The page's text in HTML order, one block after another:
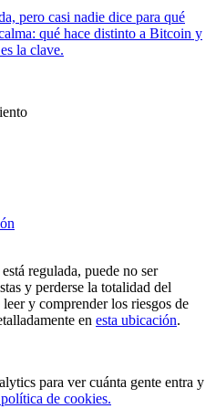
pero casi nadie dice para qué
qué hace distinto a Bitcoin y
la clave.
regulada, puede no ser
y perderse la totalidad del
y comprender los riesgos de
en esta ubicación.
para ver cuánta gente entra y
de cookies.